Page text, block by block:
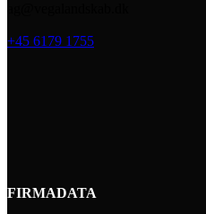
+45 6179 1755
FIRMADATA